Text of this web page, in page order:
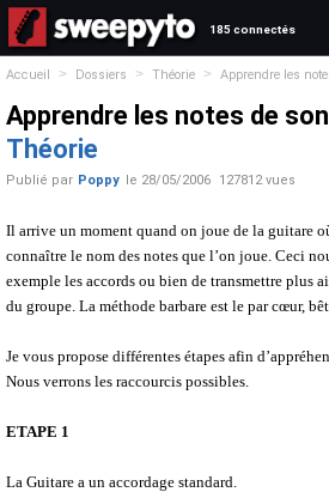
185 connectés
Accueil > Dossiers > Théorie > Apprendre les
Apprendre les notes de
Théorie
Publié par Poppy le 28/05/2006 127812 vues
Il arrive un moment quand on joue de la guitare
connaître le nom des notes que l’on joue. Ceci
exemple les accords ou bien de transmettre plus
du groupe. La méthode barbare est le par cœur,
Je vous propose différentes étapes afin
Nous verrons les raccourcis possibles.
ETAPE 1
La Guitare a un accordage standard.